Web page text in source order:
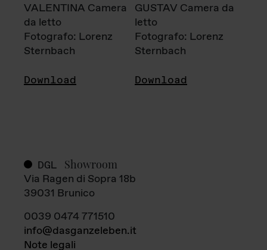
VALENTINA Camera
da letto
Fotografo: Lorenz
Sternbach
Download
GUSTAV Camera da
letto
Fotografo: Lorenz
Sternbach
Download
DGL Showroom
Via Ragen di Sopra 18b
39031 Brunico
0039 0474 771510
info@dasganzeleben.it
Note legali